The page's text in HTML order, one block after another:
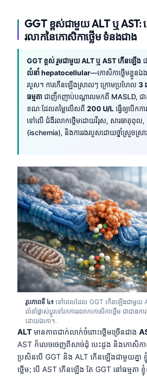
GGT ខ្ពស់ជាមួយ ALT ឬ AST:
រលាកនៃកោសិកាថ្លើម ទំនងជាង
GGT ខ្ពស់ រួមជាមួយ ALT ឬ AST កើនឡើង
លំនាំ hepatocellular—កោសិកាថ្លើមខ្លួនឯ
របួស។ ការកើនឡើងស្រាលៗ ក្រោមប្រហែល 3
ធម្មតា ជាញឹកញាប់បណ្តាលមកពី MASLD, ជា
ខណៈដែលតម្លៃលើសពី 200 U/L ធ្វើឲ្យបើកក
ទៅលើ ជំងឺរលាកថ្លើមដោយវីរុស, សារធាតុពុល,
(ischemia), និងការរងរបួសដោយថ្នាំស្រួចស្រា
រូបភាពទី ៤៖ នៅពេលដែល GGT កើនឡើងជាមួយ
លំនាំផ្លាស់ប្តូរទៅរកការរលាកកោសិកាថ្លើម ជាជាងកា
ដោយឯកោ។.
ALT មានភាពជាក់លាក់ចំពោះថ្លើមច្រើនជាង
AST ក៏លេចចេញពីសាច់ដុំ បេះដូង និងកោសិក
ប្រសិនបើ GGT និង ALT កើនឡើងជាមួយគ្នា
ថ្លើម; បើ AST កើនឡើង តែ GGT នៅធម្មតា